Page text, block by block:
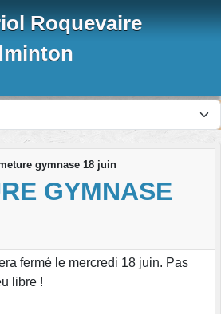
Roquevaire
gymnase 18 juin
GYMNASE
fermé le mercredi 18 juin. Pas
libre !